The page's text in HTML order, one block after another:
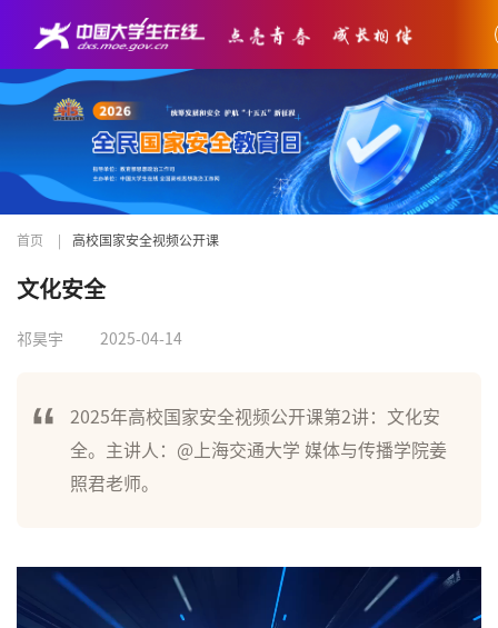
首页 高校国家安全视频公开课
文化安全
祁昊宇 2025-04-14
2025年高校国家安全视频公开课第2讲：文化安
全。主讲人：@上海交通大学 媒体与传播学院姜
照君老师。